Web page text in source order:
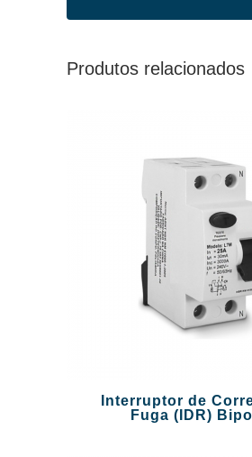
Produtos relacionados
Interruptor de
Fuga (IDR)